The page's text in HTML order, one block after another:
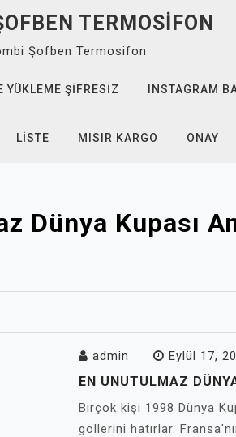
TERMOSIFON
Şofben Termosifon
YÜKLEME ŞIFRESIZ INSTAGRAM
LISTE MISIR KARGO ONAY
Dünya Kupası
admin Eylül 17,
EN UNUTULMAZ
Birçok kişi 1998 Dünya
gollerini hatırlar.